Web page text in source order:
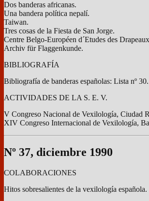
Dos banderas africanas.
Una bandera política nepalí.
Taiwan.
Tres cosas de la Fiesta de San Jorge.
Centre Belgo-Européen d´Etudes des
Archiv für Flaggenkunde.
BIBLIOGRAFÍA
Bibliografía de banderas españolas: Lista nº 30.
ACTIVIDADES DE LA S. E. V.
V Congreso Nacional de Vexilología, Ciudad
XIV Congreso Internacional de Vexilología,
Nº 37, diciembre 1990
COLABORACIONES
Hitos sobresalientes de la vexilología española.